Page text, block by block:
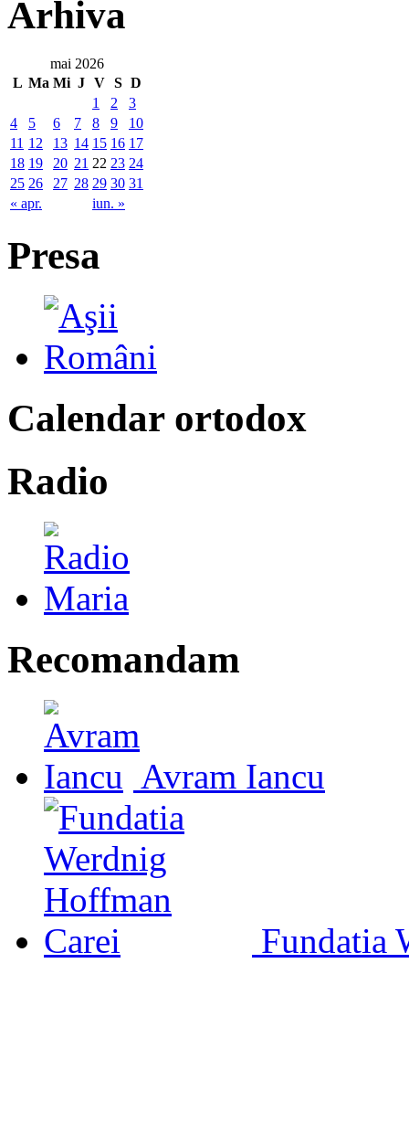
Arhiva
mai 2026
L Ma Mi J V S D
« apr. iun. »
1 2
3
4
5 6 7 8 9
10
11 12 13 14 15 16 17
18 19 20 21 22 23 24
25 26 27 28 29 30 31
Presa
Calendar ortodox
Radio
Recomandam
Avram Iancu
Fundatia